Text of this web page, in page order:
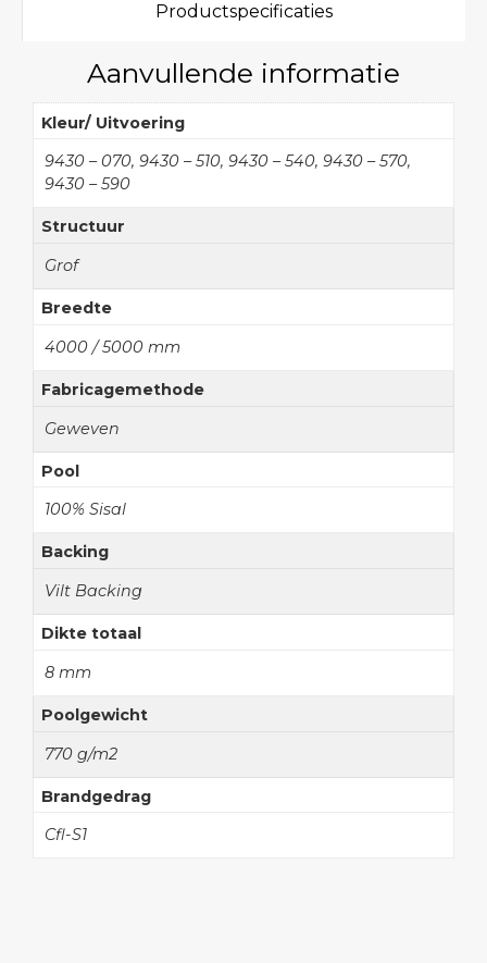
Productspecificaties
Aanvullende informatie
Kleur/ Uitvoering
9430 – 070, 9430 – 510, 9430 – 540, 9430 – 570,
9430 – 590
Structuur
Grof
Breedte
4000 / 5000 mm
Fabricagemethode
Geweven
Pool
100% Sisal
Backing
Vilt Backing
Dikte totaal
8 mm
Poolgewicht
770 g/m2
Brandgedrag
Cfl-S1